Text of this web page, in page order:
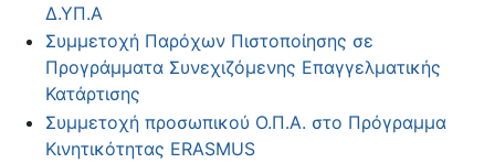
Δ.ΥΠ.Α
Συμμετοχή Παρόχων Πιστοποίησης σε
Προγράμματα Συνεχιζόμενης Επαγγελματικής
Κατάρτισης
Συμμετοχή προσωπικού Ο.Π.Α. στο Πρόγραμμα
Κινητικότητας ERASMUS